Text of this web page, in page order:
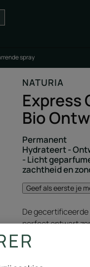
spray
NATURIA
Express
Bio
Permanent
Hydrateert -
- Licht
zachtheid en
Geef als eerste je
De gecertificeerde
perfect ontwart
glans geeft.